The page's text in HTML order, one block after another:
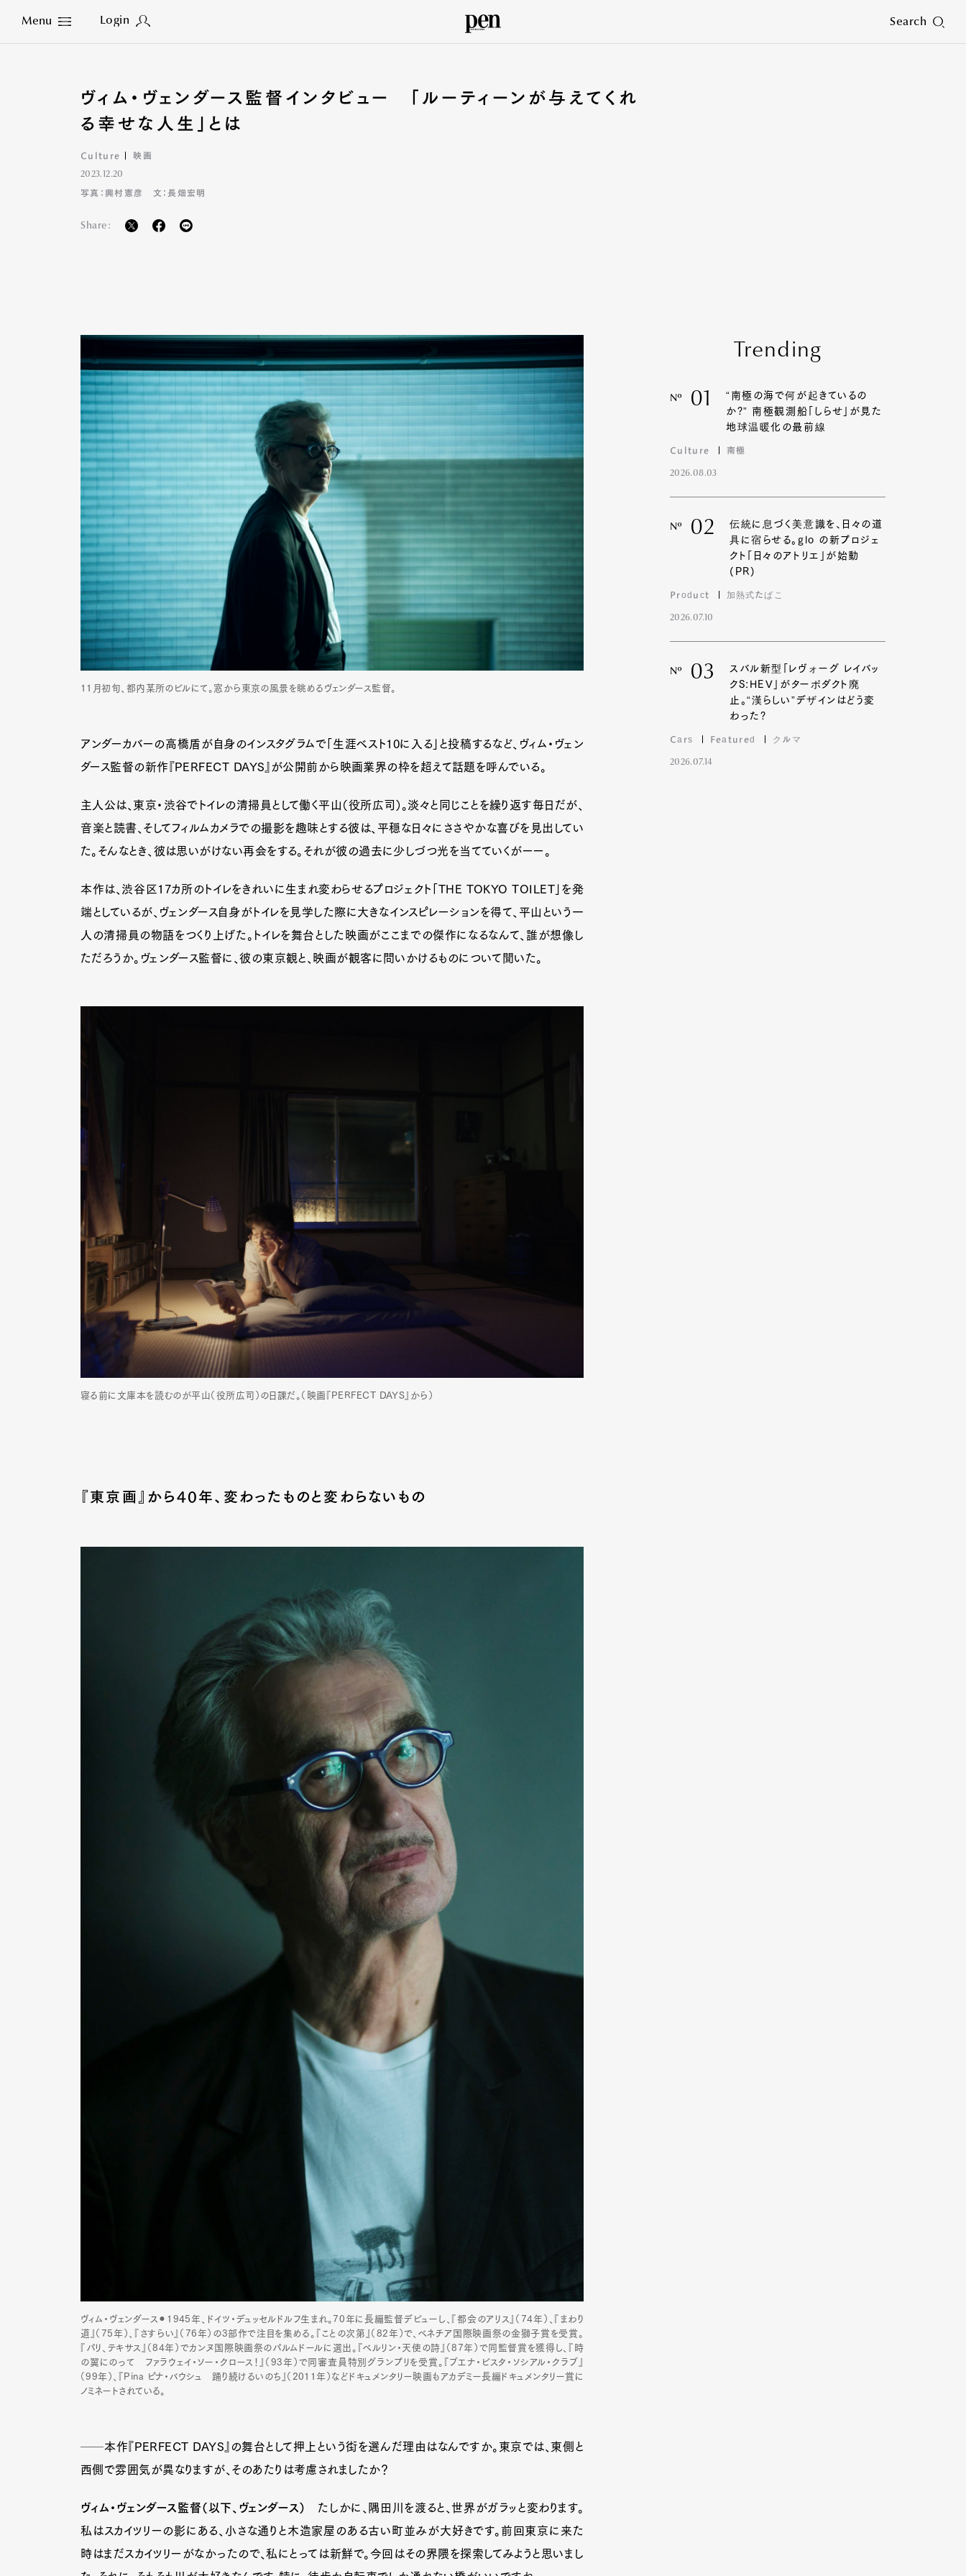
Menu Login Search
Close
Pen Membership Magazine
Pen Meet Pen international
ヴィム・ヴェンダース監督インタビュー 「ルーティーンが与えてくれ
る幸せな人生」とは
Culture 映画
2023.12.20
写真：興村憲彦 文：長畑宏明
Share:
11月初旬、都内某所のビルにて。窓から東京の風景を眺めるヴェンダース監督。
アンダーカバーの高橋盾が自身のインスタグラムで「生涯ベスト10に入る」と投稿するなど、ヴィム・ヴェン
ダース監督の新作『PERFECT DAYS』が公開前から映画業界の枠を超えて話題を呼んでいる。
主人公は、東京・渋谷でトイレの清掃員として働く平山（役所広司）。淡々と同じことを繰り返す毎日だが、
音楽と読書、そしてフィルムカメラでの撮影を趣味とする彼は、平穏な日々にささやかな喜びを見出してい
た。そんなとき、彼は思いがけない再会をする。それが彼の過去に少しづつ光を当てていくがーー。
本作は、渋谷区17カ所のトイレをきれいに生まれ変わらせるプロジェクト「THE TOKYO TOILET」を発
端としているが、ヴェンダース自身がトイレを見学した際に大きなインスピレーションを得て、平山という一
人の清掃員の物語をつくり上げた。トイレを舞台とした映画がここまでの傑作になるなんて、誰が想像し
ただろうか。ヴェンダース監督に、彼の東京観と、映画が観客に問いかけるものについて聞いた。
寝る前に文庫本を読むのが平山（役所広司）の日課だ。（映画『PERFECT DAYS』から）
『東京画』から40年、変わったものと変わらないもの
ヴィム・ヴェンダース⚫︎1945年、ドイツ・デュッセルドルフ生まれ。70年に長編監督デビューし、『都会のアリス』（74年）、『まわり
道』（75年）、『さすらい』（76年）の3部作で注目を集める。『ことの次第』（82年）で、ベネチア国際映画祭の金獅子賞を受賞。
『パリ、テキサス』（84年）でカンヌ国際映画祭のパルムドールに選出。『ベルリン・天使の詩』（87年）で同監督賞を獲得し、『時
の翼にのって ファラウェイ・ソー・クロース！』（93年）で同審査員特別グランプリを受賞。『ブエナ・ビスタ・ソシアル・クラブ』
（99年）、『Pina ピナ・バウシュ 踊り続けるいのち』（2011年）などドキュメンタリー映画もアカデミー長編ドキュメンタリー賞に
ノミネートされている。
──本作『PERFECT DAYS』の舞台として押上という街を選んだ理由はなんですか。東京では、東側と
西側で雰囲気が異なりますが、そのあたりは考慮されましたか？
ヴィム・ヴェンダース監督（以下、ヴェンダース）
たしかに、隅田川を渡ると、世界がガラッと変わります。
私はスカイツリーの影にある、小さな通りと木造家屋のある古い町並みが大好きです。前回東京に来た
時はまだスカイツリーがなかったので、私にとっては新鮮で。今回はその界隈を探索してみようと思いまし
Trending
Nº 01
“南極の海で何が起きているの
か?” 南極観測船「しらせ」が見た
地球温暖化の最前線
Culture 南極
2026.08.03
Nº 02
伝統に息づく美意識を、日々の道
具に宿らせる。glo の新プロジェ
クト「日々のアトリエ」が始動
(PR)
Product 加熱式たばこ
2026.07.10
Nº 03
スバル新型「レヴォーグ レイバッ
クS:HEV」がターボダクト廃
止。“漢らしい”デザインはどう変
わった?
Cars Featured クルマ
2026.07.14